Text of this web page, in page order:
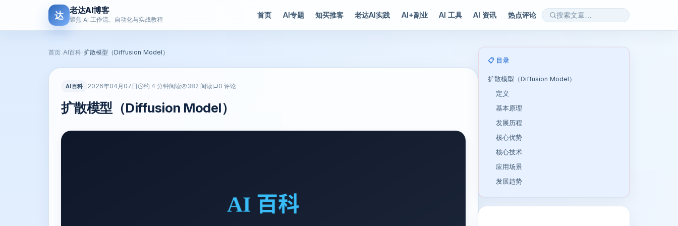
达 老达AI博客
聚焦 AI 工作流、自动化与实战教程
首页 AI专题 知买推客 老达AI实践 AI+副业 AI 工具 AI 资讯 热点评论
首页 AI百科 扩散模型（Diffusion Model）
AI百科 2026年04月07日 约 4 分钟阅读 382 阅读 0 评论
扩散模型（Diffusion Model）
📋 目录
扩散模型（Diffusion Model）
定义
基本原理
发展历程
核心优势
核心技术
应用场景
发展趋势